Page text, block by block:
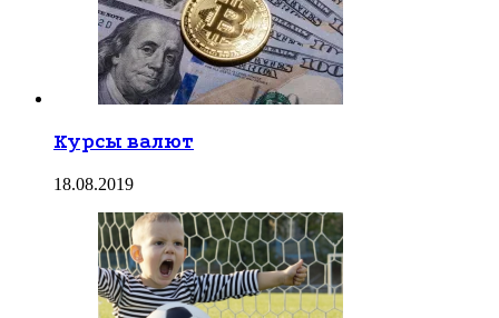
Курсы валют
18.08.2019